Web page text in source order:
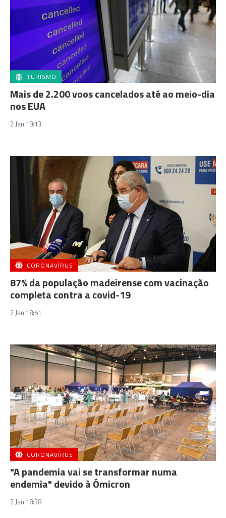
TURISMO
Mais de 2.200 voos cancelados até ao meio-dia
nos EUA
2 Jan 19:13
CORONAVÍRUS
87% da população madeirense com vacinação
completa contra a covid-19
2 Jan 18:51
CORONAVÍRUS
"A pandemia vai se transformar numa
endemia" devido à Ómicron
2 Jan 18:38